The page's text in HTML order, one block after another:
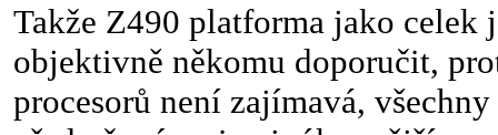
Takže Z490 platforma jako celek
objektivně někomu doporučit,
procesorů není zajímavá,